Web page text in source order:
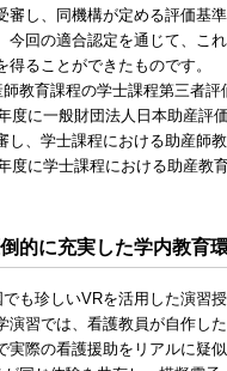
審し、同機構が定める評価基
今回の適合認定を通じて、こ
得ることができたものです。
師教育課程の学士課程第三者評
度に一般財団法人日本助産評
し、学士課程における助産師
度に学士課程における助産教
的に充実した学内教育
でも珍しいVRを活用した演習
演習では、看護教員が自作し
実際の看護援助をリアルに疑